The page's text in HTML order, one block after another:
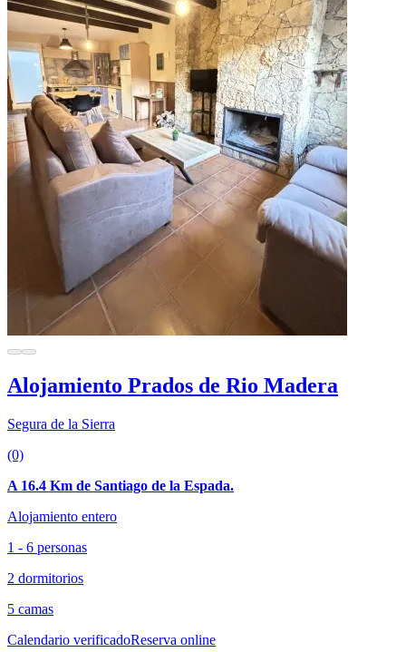
Alojamiento Prados de Rio Madera
Segura de la Sierra
(0)
A 16.4 Km de Santiago de la Espada.
Alojamiento entero
1 - 6 personas
2 dormitorios
5 camas
Calendario verificadoReserva online